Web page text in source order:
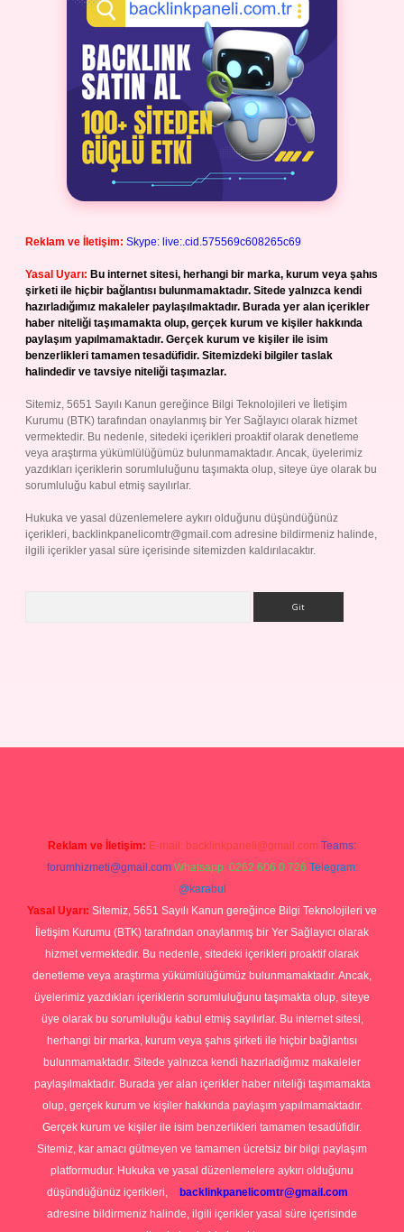
Reklam ve İletişim: Skype: live:.cid.575569c608265c69
Yasal Uyarı: Bu internet sitesi, herhangi bir marka, kurum veya şahıs
şirketi ile hiçbir bağlantısı bulunmamaktadır. Sitede yalnızca kendi
hazırladığımız makaleler paylaşılmaktadır. Burada yer alan içerikler
haber niteliği taşımamakta olup, gerçek kurum ve kişiler hakkında
paylaşım yapılmamaktadır. Gerçek kurum ve kişiler ile isim
benzerlikleri tamamen tesadüfidir. Sitemizdeki bilgiler taslak
halindedir ve tavsiye niteliği taşımazlar.
Sitemiz, 5651 Sayılı Kanun gereğince Bilgi Teknolojileri ve İletişim
Kurumu (BTK) tarafından onaylanmış bir Yer Sağlayıcı olarak hizmet
vermektedir. Bu nedenle, sitedeki içerikleri proaktif olarak denetleme
veya araştırma yükümlülüğümüz bulunmamaktadır. Ancak, üyelerimiz
yazdıkları içeriklerin sorumluluğunu taşımakta olup, siteye üye olarak bu
sorumluluğu kabul etmiş sayılırlar.
Hukuka ve yasal düzenlemelere aykırı olduğunu düşündüğünüz
içerikleri, backlinkpanelicomtr@gmail.com adresine bildirmeniz halinde,
ilgili içerikler yasal süre içerisinde sitemizden kaldırılacaktır.
Reklam ve İletişim: E-mail: backlinkpaneli@gmail.com Teams:
forumhizmeti@gmail.com Whatsapp: 0262 606 0 726 Telegram:
@karabul
Yasal Uyarı: Sitemiz, 5651 Sayılı Kanun gereğince Bilgi Teknolojileri ve
İletişim Kurumu (BTK) tarafından onaylanmış bir Yer Sağlayıcı olarak
hizmet vermektedir. Bu nedenle, sitedeki içerikleri proaktif olarak
denetleme veya araştırma yükümlülüğümüz bulunmamaktadır. Ancak,
üyelerimiz yazdıkları içeriklerin sorumluluğunu taşımakta olup, siteye
üye olarak bu sorumluluğu kabul etmiş sayılırlar. Bu internet sitesi,
herhangi bir marka, kurum veya şahıs şirketi ile hiçbir bağlantısı
bulunmamaktadır. Sitede yalnızca kendi hazırladığımız makaleler
paylaşılmaktadır. Burada yer alan içerikler haber niteliği taşımamakta
olup, gerçek kurum ve kişiler hakkında paylaşım yapılmamaktadır.
Gerçek kurum ve kişiler ile isim benzerlikleri tamamen tesadüfidir.
Sitemiz, kar amacı gütmeyen ve tamamen ücretsiz bir bilgi paylaşım
platformudur. Hukuka ve yasal düzenlemelere aykırı olduğunu
düşündüğünüz içerikleri,
backlinkpanelicomtr@gmail.com
adresine bildirmeniz halinde, ilgili içerikler yasal süre içerisinde